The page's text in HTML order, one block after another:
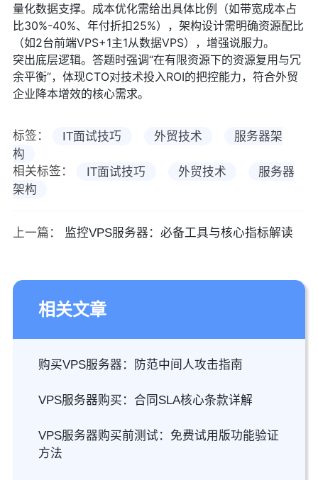
量化数据支撑。成本优化需给出具体比例（如带宽成本占
比30%-40%、年付折扣25%），架构设计需明确资源配比
（如2台前端VPS+1主1从数据VPS），增强说服力。
突出底层逻辑。答题时强调“在有限资源下的资源复用与冗
余平衡”，体现CTO对技术投入ROI的把控能力，符合外贸
企业降本增效的核心需求。
标签： IT面试技巧 外贸技术
服务器架
构
相关标签：
IT面试技巧 外贸技术
服务器
架构
上一篇： 监控VPS服务器：必备工具与核心指标解读
相关文章
购买VPS服务器：防范中间人攻击指南
VPS服务器购买：合同SLA核心条款详解
VPS服务器购买前测试：免费试用版功能验证
方法